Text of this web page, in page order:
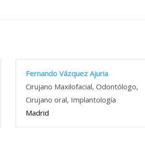
Fernando Vázquez Ajuria
Cirujano Maxilofacial, Odontólogo,
Cirujano oral, Implantología
Madrid